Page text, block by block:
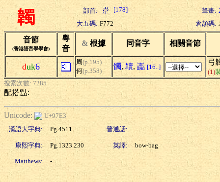
韣 部首: [178] 筆畫:
大五碼: F772 倉頡碼:
音節
(香港語言學學會)
粵
音
& 根據 同音字 相關音節
duk6 周(p.195)
何(p.358)
髑, 韥, 讟 [16..]
弓
(1)
搜索次數: 7285
配搭點:
Unicode:
U+97E3
漢語大字典:
Pg.4511 普通話:
康熙字典: Pg.1323.230 英譯: bow-bag
Matthews: -